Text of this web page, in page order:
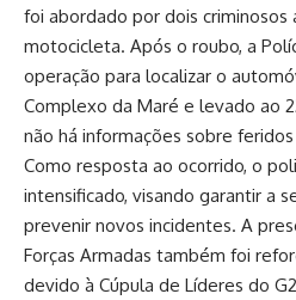
foi abordado por dois criminosos
motocicleta. Após o roubo, a
operação para localizar o
Complexo da Maré e levado ao
não há informações sobre
Como resposta ao ocorrido, o
intensificado, visando garantir a
prevenir novos incidentes. A
Forças Armadas também foi
devido à Cúpula de Líderes do